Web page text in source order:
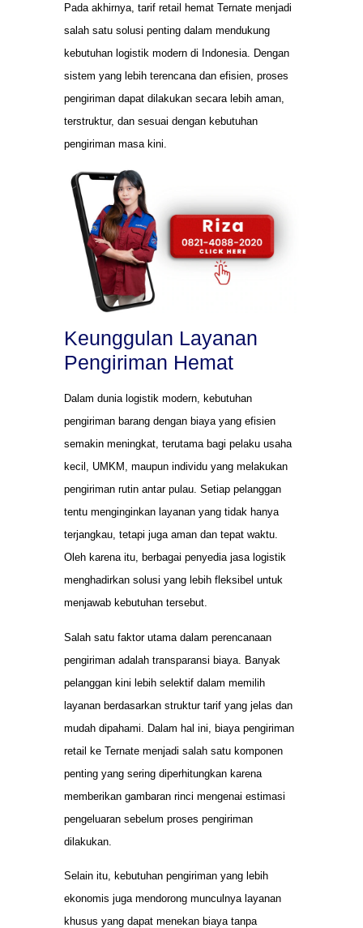
Pada akhirnya, tarif retail hemat Ternate menjadi
salah satu solusi penting dalam mendukung
kebutuhan logistik modern di Indonesia. Dengan
sistem yang lebih terencana dan efisien, proses
pengiriman dapat dilakukan secara lebih aman,
terstruktur, dan sesuai dengan kebutuhan
pengiriman masa kini.
Keunggulan Layanan
Pengiriman Hemat
Dalam dunia logistik modern, kebutuhan
pengiriman barang dengan biaya yang efisien
semakin meningkat, terutama bagi pelaku usaha
kecil, UMKM, maupun individu yang melakukan
pengiriman rutin antar pulau. Setiap pelanggan
tentu menginginkan layanan yang tidak hanya
terjangkau, tetapi juga aman dan tepat waktu.
Oleh karena itu, berbagai penyedia jasa logistik
menghadirkan solusi yang lebih fleksibel untuk
menjawab kebutuhan tersebut.
Salah satu faktor utama dalam perencanaan
pengiriman adalah transparansi biaya. Banyak
pelanggan kini lebih selektif dalam memilih
layanan berdasarkan struktur tarif yang jelas dan
mudah dipahami. Dalam hal ini, biaya pengiriman
retail ke Ternate menjadi salah satu komponen
penting yang sering diperhitungkan karena
memberikan gambaran rinci mengenai estimasi
pengeluaran sebelum proses pengiriman
dilakukan.
Selain itu, kebutuhan pengiriman yang lebih
ekonomis juga mendorong munculnya layanan
khusus yang dapat menekan biaya tanpa